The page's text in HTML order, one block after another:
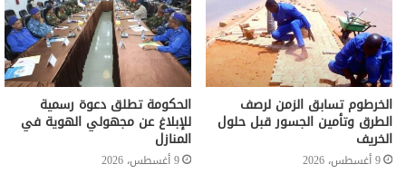
الخرطوم تسابق الزمن لرصف
الطرق وتأمين الجسور قبل حلول
الخريف
9 أغسطس، 2026
الحكومة تطلق دعوة رسمية
للإبلاغ عن مجهولي الهوية في
المنازل
9 أغسطس، 2026